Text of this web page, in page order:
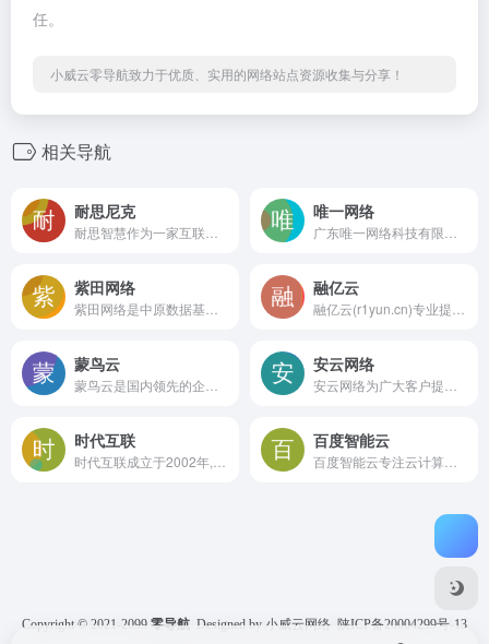
任。
小威云零导航致力于优质、实用的网络站点资源收集与分享！
相关导航
耐思尼克 唯一网络
紫田网络 融亿云
蒙鸟云 安云网络
时代互联 百度智能云
Copyright © 2021-2099 零导航 Designed by 小威云网络 陕ICP备20004299号-13